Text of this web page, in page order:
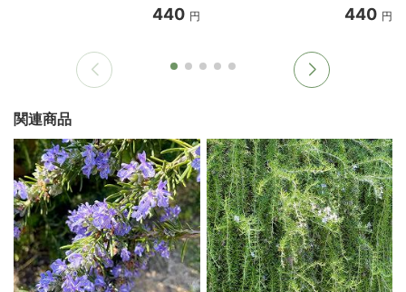
440 円 440 円
関連商品